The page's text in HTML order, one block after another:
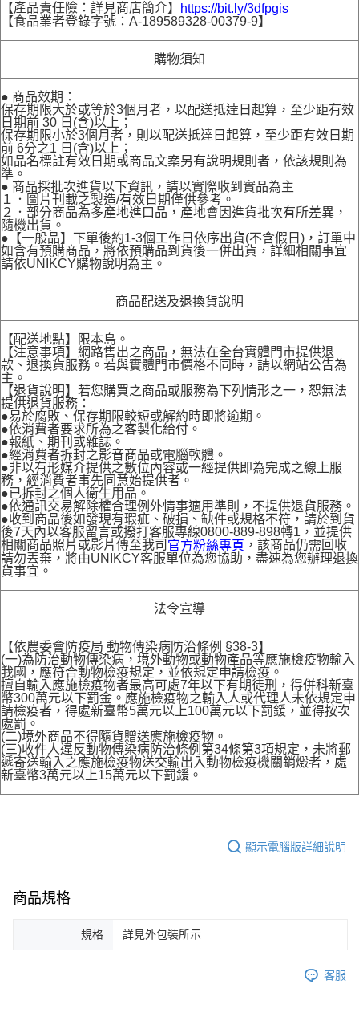
【產品責任險：詳見商店簡介】
https://bit.ly/3dfpgis
【食品業者登錄字號：A-189589328-00379-9】
購物須知
● 商品效期：
保存期限大於或等於3個月者，以配送抵達日起算，至少距有效
日期前 30 日(含)以上；
保存期限小於3個月者，則以配送抵達日起算，至少距有效日期
前 6分之1 日(含)以上；
如品名標註有效日期或商品文案另有說明規則者，依該規則為
準。
● 商品採批次進貨以下資訊，請以實際收到實品為主
１．圖片刊載之製造/有效日期僅供參考。
２．部分商品為多產地進口品，產地會因進貨批次有所差異，
隨機出貨。
●【一般品】下單後約1-3個工作日依序出貨(不含假日)，訂單中
如含有預購商品，將依預購品到貨後一併出貨，詳細相關事宜
請依UNIKCY購物說明為主。
商品配送及退換貨說明
【配送地點】限本島。
【注意事項】網路售出之商品，無法在全台實體門市提供退
款、退換貨服務。若與實體門市價格不同時，請以網站公告為
主。
【退貨說明】若您購買之商品或服務為下列情形之一，恕無法
提供退貨服務：
●易於腐敗、保存期限較短或解約時即將逾期。
●依消費者要求所為之客製化給付。
●報紙、期刊或雜誌。
●經消費者拆封之影音商品或電腦軟體。
●非以有形媒介提供之數位內容或一經提供即為完成之線上服
務，經消費者事先同意始提供者。
●已拆封之個人衛生用品。
●依通訊交易解除權合理例外情事適用準則，不提供退貨服務。
●收到商品後如發現有瑕疵、破損、缺件或規格不符，請於到貨
後7天內以客服留言或撥打客服專線0800-889-898轉1，並提供
相關商品照片或影片傳至我司 官方粉絲專頁 ，該商品仍需回收
請勿丟棄，將由UNIKCY客服單位為您協助，盡速為您辦理退換
貨事宜。
法令宣導
【依農委會防疫局 動物傳染病防治條例 §38-3】
(一)為防治動物傳染病，境外動物或動物產品等應施檢疫物輸入
我國，應符合動物檢疫規定，並依規定申請檢疫。
擅自輸入應施檢疫物者最高可處7年以下有期徒刑，得併科新臺
幣300萬元以下罰金。應施檢疫物之輸入人或代理人未依規定申
請檢疫者，得處新臺幣5萬元以上100萬元以下罰鍰，並得按次
處罰。
(二)境外商品不得隨貨贈送應施檢疫物。
(三)收件人違反動物傳染病防治條例第34條第3項規定，未將郵
遞寄送輸入之應施檢疫物送交輸出入動物檢疫機關銷燬者，處
新臺幣3萬元以上15萬元以下罰鍰。
顯示電腦版詳細說明
商品規格
規格 詳見外包裝所示
客服